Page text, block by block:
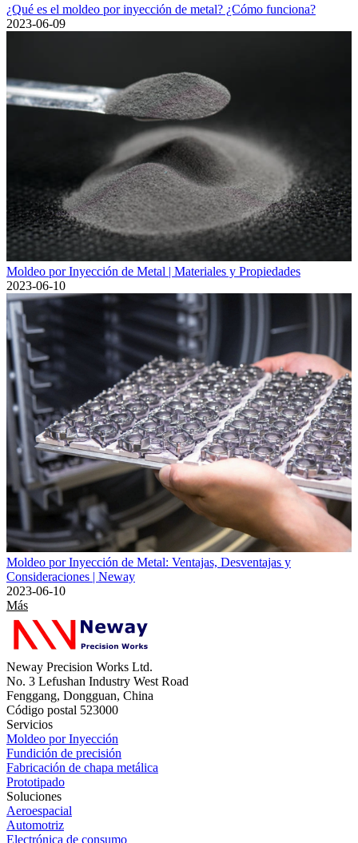
¿Qué es el moldeo por inyección de metal? ¿Cómo funciona?
2023-06-09
Moldeo por Inyección de Metal | Materiales y Propiedades
2023-06-10
Moldeo por Inyección de Metal: Ventajas, Desventajas y
Consideraciones | Neway
2023-06-10
Más
Neway Precision Works Ltd.
No. 3 Lefushan Industry West Road
Fenggang, Dongguan, China
Código postal 523000
Servicios
Moldeo por Inyección
Fundición de precisión
Fabricación de chapa metálica
Prototipado
Soluciones
Aeroespacial
Automotriz
Electrónica de consumo